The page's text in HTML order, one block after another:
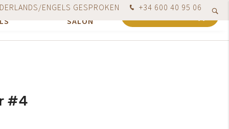
+34 600 40 95 06
ENGELS GESPROKEN
ONZE
SALON
besteld, uiterlijk de volgende werkdag verzonden
#4